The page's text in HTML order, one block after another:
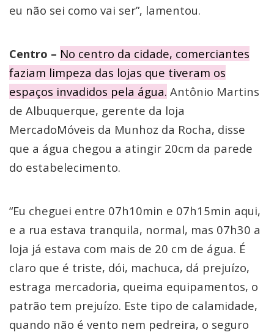
eu não sei como vai ser”, lamentou.
Centro – No centro da cidade, comerciantes
faziam limpeza das lojas que tiveram os
espaços invadidos pela água. Antônio Martins
de Albuquerque, gerente da loja
MercadoMóveis da Munhoz da Rocha, disse
que a água chegou a atingir 20cm da parede
do estabelecimento.
“Eu cheguei entre 07h10min e 07h15min aqui,
e a rua estava tranquila, normal, mas 07h30 a
loja já estava com mais de 20 cm de água. É
claro que é triste, dói, machuca, dá prejuízo,
estraga mercadoria, queima equipamentos, o
patrão tem prejuízo. Este tipo de calamidade,
quando não é vento nem pedreira, o seguro